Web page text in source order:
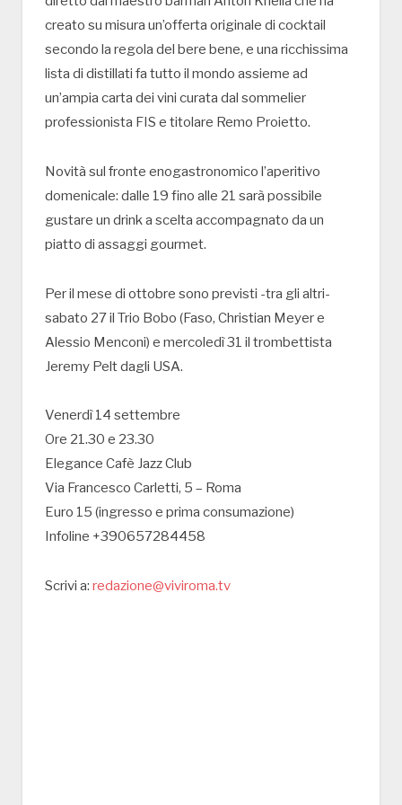
creato su misura un’offerta originale di cocktail
secondo la regola del bere bene, e una ricchissima
lista di distillati fa tutto il mondo assieme ad
un’ampia carta dei vini curata dal sommelier
professionista FIS e titolare Remo Proietto.
Novità sul fronte enogastronomico l’aperitivo
domenicale: dalle 19 fino alle 21 sarà possibile
gustare un drink a scelta accompagnato da un
piatto di assaggi gourmet.
Per il mese di ottobre sono previsti -tra gli altri-
sabato 27 il Trio Bobo (Faso, Christian Meyer e
Alessio Menconi) e mercoledì 31 il trombettista
Jeremy Pelt dagli USA.
Venerdì 14 settembre
Ore 21.30 e 23.30
Elegance Cafè Jazz Club
Via Francesco Carletti, 5 – Roma
Euro 15 (ingresso e prima consumazione)
Infoline +390657284458
Scrivi a: redazione@viviroma.tv